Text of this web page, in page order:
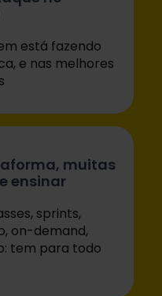
está fazendo
e nas melhores
muitas
ensinar
sprints,
on-demand,
tem para todo